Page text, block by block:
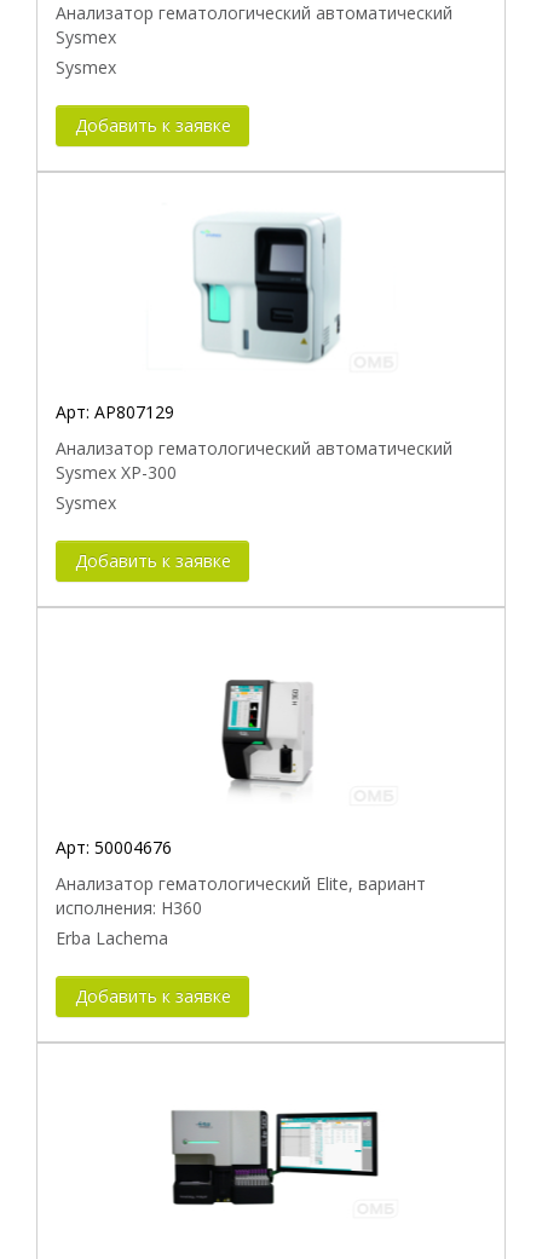
Анализатор гематологический автоматический
Sysmex
Sysmex
Добавить к заявке
Арт: AP807129
Анализатор гематологический автоматический
Sysmex XP-300
Sysmex
Добавить к заявке
Арт: 50004676
Анализатор гематологический Elite, вариант
исполнения: H360
Erba Lachema
Добавить к заявке